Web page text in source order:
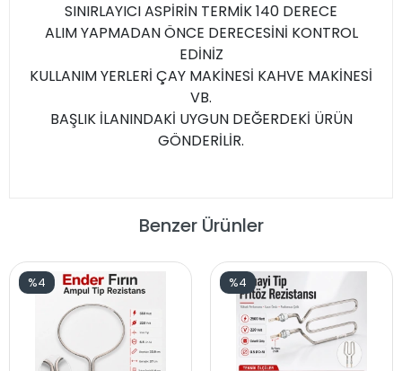
SINIRLAYICI ASPİRİN TERMİK 140 DERECE
ALIM YAPMADAN ÖNCE DERECESİNİ KONTROL
EDİNİZ
KULLANIM YERLERİ ÇAY MAKİNESİ KAHVE MAKİNESİ
VB.
BAŞLIK İLANINDAKİ UYGUN DEĞERDEKİ ÜRÜN
GÖNDERİLİR.
Benzer Ürünler